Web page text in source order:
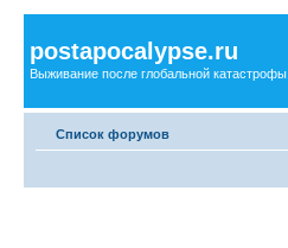
postapocalypse.ru
Выживание после глобальной катастрофы
Список форумов